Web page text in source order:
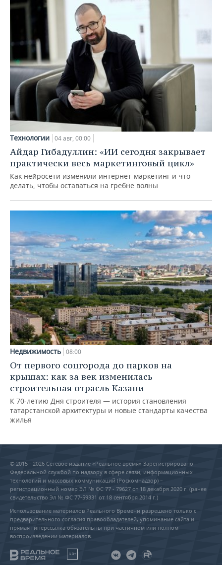
Технологии 04 авг, 00:00
Айдар Гибадуллин: «ИИ сегодня закрывает
практически весь маркетинговый цикл»
Как нейросети изменили интернет-маркетинг и что
делать, чтобы оставаться на гребне волны
Недвижимость 08:00
От первого соцгорода до парков на
крышах: как за век изменилась
строительная отрасль Казани
К 70-летию Дня строителя — история становления
татарстанской архитектуры и новые стандарты качества
жилья
© 2015 - 2026 Сетевое издание «Реальное время» Зарегистрировано
Федеральной службой по надзору в сфере связи, информационных
технологий и массовых коммуникаций (Роскомнадзор) –
регистрационный номер ЭЛ № ФС 77 - 79627 от 18 декабря 2020 г. (ранее
свидетельство Эл № ФС 77-59331 от 18 сентября 2014 г.)
Использование материалов Реального Времени разрешено только с
предварительного согласия правообладателей, упоминание сайта и
прямая гиперссылка обязательны при частичном или полном
воспроизведении материалов.
18+